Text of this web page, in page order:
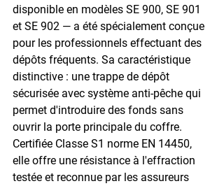
disponible en modèles SE 900, SE 901
et SE 902 — a été spécialement conçue
pour les professionnels effectuant des
dépôts fréquents. Sa caractéristique
distinctive : une trappe de dépôt
sécurisée avec système anti-pêche qui
permet d'introduire des fonds sans
ouvrir la porte principale du coffre.
Certifiée Classe S1 norme EN 14450,
elle offre une résistance à l'effraction
testée et reconnue par les assureurs